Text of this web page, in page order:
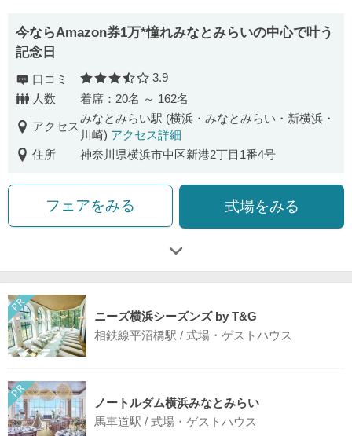
今ならAmazon券1万*憧れみなとみらいの中心で叶う
記念日
口コミ 口コミ評価
3.9
人数
着席：20名 ～ 162名
アクセス
みなとみらい駅 (横浜・みなとみらい・新横浜・
川崎) アクセス詳細
住所
神奈川県横浜市中区新港2丁目1番4号
フェアをみる 式場をみる
ニーズ横浜シーズンズ by T&G
相鉄線平沼橋駅 / 式場・ゲストハウス
ノートルダム横浜みなとみらい
馬車道駅 / 式場・ゲストハウス